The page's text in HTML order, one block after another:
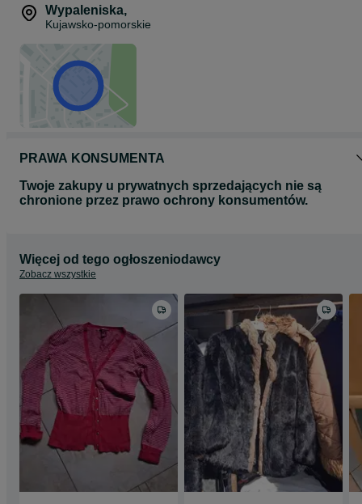
Wypaleniska,
Kujawsko-pomorskie
PRAWA KONSUMENTA
Twoje zakupy u prywatnych sprzedających nie są
chronione przez prawo ochrony konsumentów.
Więcej od tego ogłoszeniodawcy
Zobacz wszystkie